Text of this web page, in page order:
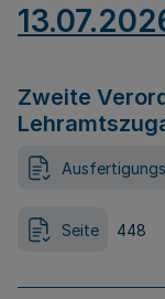
Zweite
Seite 448